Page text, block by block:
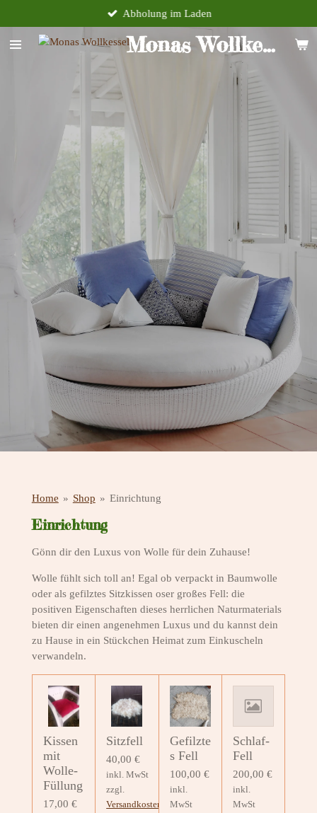
Hauptinhalt
springen
Monas Wollkessel
Abholung im Laden
Home » Shop » Einrichtung
Einrichtung
Gönn dir den Luxus von Wolle für dein Zuhause!
Wolle fühlt sich toll an! Egal ob verpackt in Baumwolle
oder als gefilztes Sitzkissen oser großes Fell: die
positiven Eigenschaften dieses herrlichen Naturmaterials
bieten dir einen angenehmen Luxus und du kannst dein
zu Hause in ein Stückchen Heimat zum Einkuscheln
verwandeln.
Kissen
mit
Wolle-
Füllung
17,00 €
Sitzfell
40,00 €
inkl. MwSt
zzgl.
Versandkosten
Gefilzte
s Fell
100,00 €
inkl.
MwSt
Schlaf-
Fell
200,00 €
inkl.
MwSt